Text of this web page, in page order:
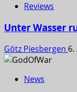
Reviews
Unter Wasser
Götz Piesbergen
News